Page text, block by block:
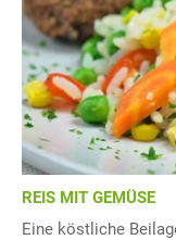
REIS MIT GEMÜSE
Eine köstliche